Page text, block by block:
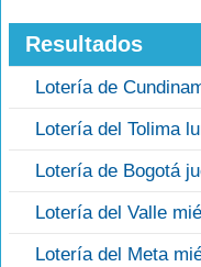
Resultados
Lotería de
Lotería del Tolima
Lotería de Bogotá
Lotería del Valle
Lotería del Meta